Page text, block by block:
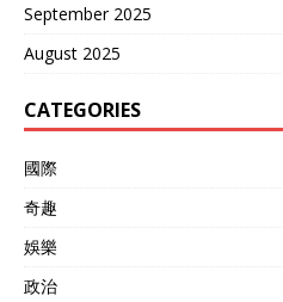
最远杀伤距离，空对空击落
印度空军，法国达索公司，
态，都不理解，强大的阵风
战斗机居然被霹雳-15E空空
导弹，怎么打下来三架呢？
印度，法国，西方，大大低
估了霹雳-15空空导弹的射
实力支撑的，没有技术实力
一切都是浮云。霹雳-15E空
September 2025
August 2025
CATEGORIES
國際
奇趣
娛樂
政治